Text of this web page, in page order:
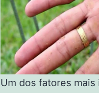
Um dos fatores